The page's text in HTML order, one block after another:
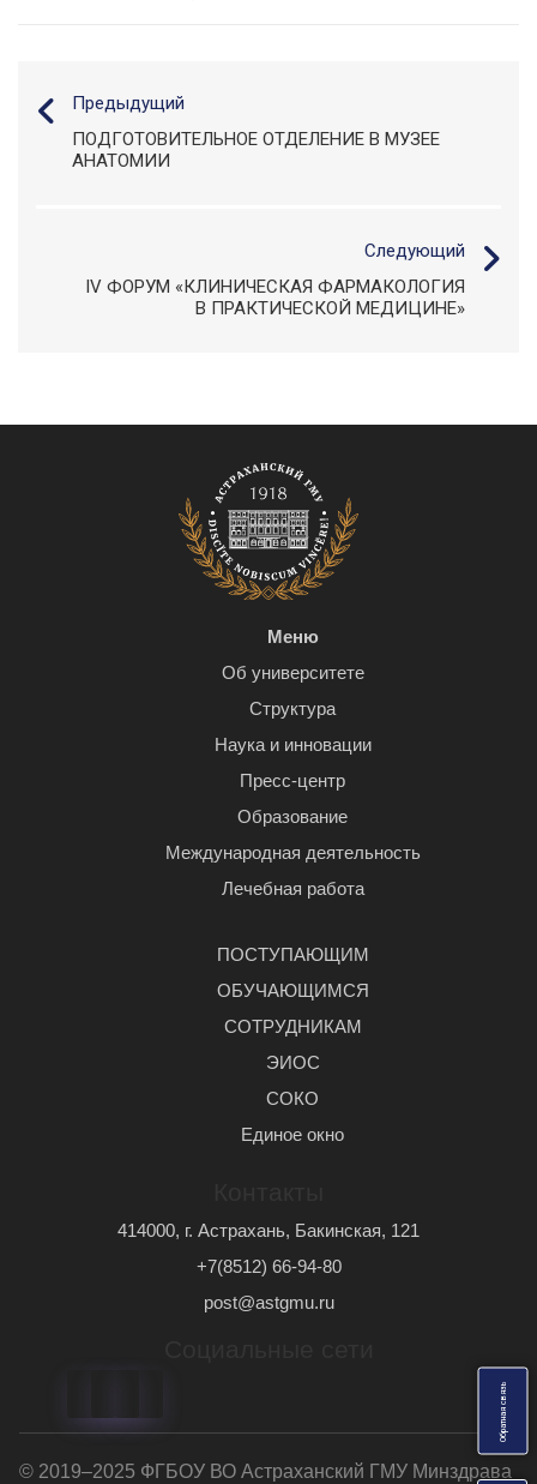
О
б
р
а
т
н
а
я
с
в
я
з
ь
Предыдущий
ПОДГОТОВИТЕЛЬНОЕ ОТДЕЛЕНИЕ В МУЗЕЕ
АНАТОМИИ
Следующий
IV ФОРУМ «КЛИНИЧЕСКАЯ ФАРМАКОЛОГИЯ
В ПРАКТИЧЕСКОЙ МЕДИЦИНЕ»
Меню
Об университете
Структура
Наука и инновации
Пресс-центр
Образование
Международная деятельность
Лечебная работа
ПОСТУПАЮЩИМ
ОБУЧАЮЩИМСЯ
СОТРУДНИКАМ
ЭИОС
СОКО
Единое окно
414000, г. Астрахань, Бакинская, 121
+7(8512) 66-94-80
post@astgmu.ru
© 2019–2025 ФГБОУ ВО Астраханский ГМУ Минздрава